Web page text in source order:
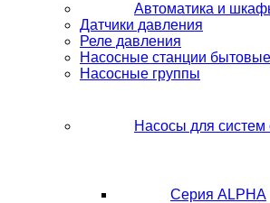
Автоматика и
Датчики давления
Реле давления
Насосные станции бытовые
Насосные группы
Насосы для
Серия ALPHA